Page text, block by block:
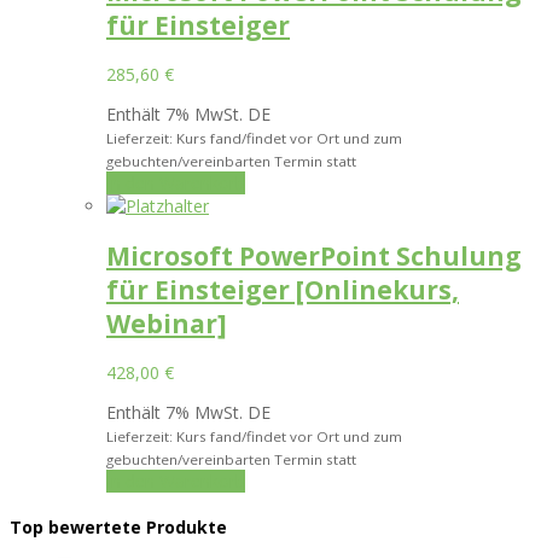
für Einsteiger
285,60 €
Enthält 7% MwSt. DE
Lieferzeit: Kurs fand/findet vor Ort und zum
gebuchten/vereinbarten Termin statt
Microsoft PowerPoint Schulung
für Einsteiger [Onlinekurs,
Webinar]
428,00 €
Enthält 7% MwSt. DE
Lieferzeit: Kurs fand/findet vor Ort und zum
gebuchten/vereinbarten Termin statt
Top bewertete Produkte